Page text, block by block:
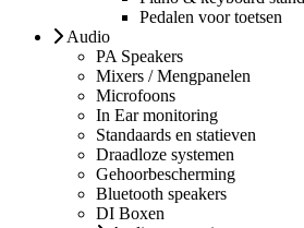
Pedalen voor toetsen
Audio
PA Speakers
Mixers / Mengpanelen
Microfoons
In Ear monitoring
Standaards en statieven
Draadloze systemen
Gehoorbescherming
Bluetooth speakers
DI Boxen